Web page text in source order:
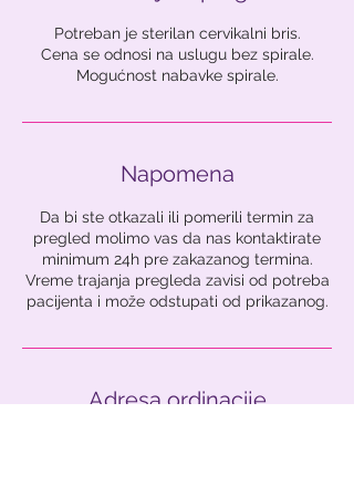
Potreban je sterilan cervikalni bris.
Cena se odnosi na uslugu bez spirale.
Mogućnost nabavke spirale.
Napomena
Da bi ste otkazali ili pomerili termin za
pregled molimo vas da nas kontaktirate
minimum 24h pre zakazanog termina.
Vreme trajanja pregleda zavisi od potreba
pacijenta i može odstupati od prikazanog.
Adresa ordinacije